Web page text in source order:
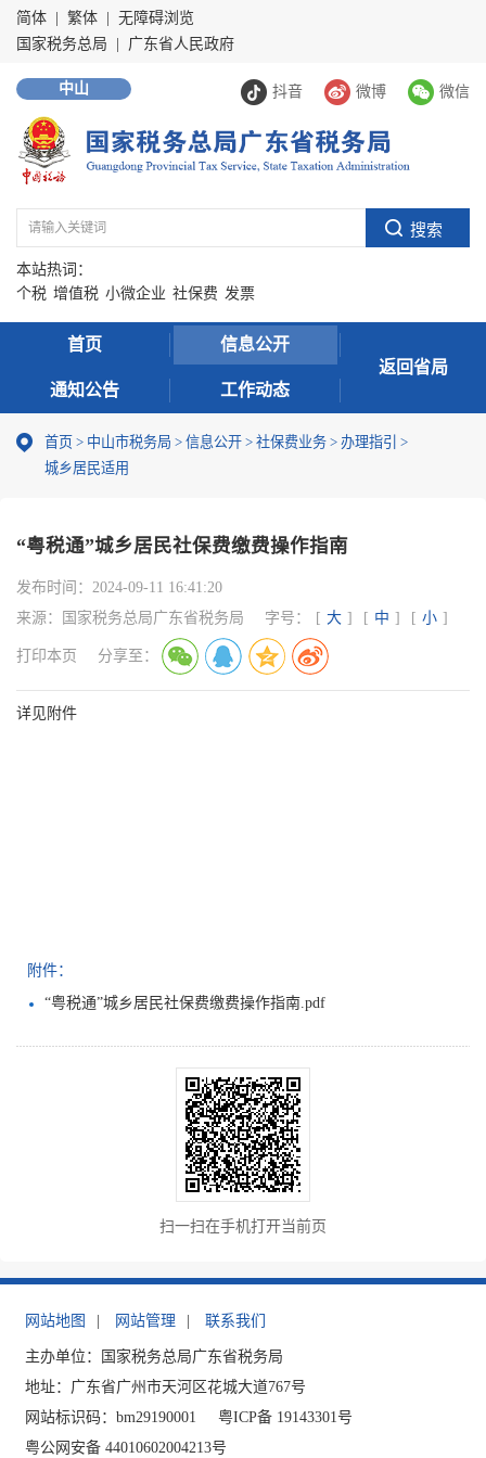
简体 繁体
无障碍浏览
国家税务总局
广东省人民政府
抖音 微博 微信
中山
本站热词：
个税 增值税 小微企业 社保费 发票
首页 信息公开
通知公告 工作动态
返回省局
首页 > 中山市税务局 > 信息公开 > 社保费业务 > 办理指引 >
城乡居民适用
“粤税通”城乡居民社保费缴费操作指南
发布时间： 2024-09-11 16:41:20
来源：
国家税务总局广东省税务局 字号： [ 大 ] [ 中 ] [ 小 ]
打印本页 分享至：
详见附件
附件：
“粤税通”城乡居民社保费缴费操作指南.pdf
扫一扫在手机打开当前页
网站地图 网站管理 联系我们
主办单位：国家税务总局广东省税务局
地址：广东省广州市天河区花城大道767号
网站标识码：bm29190001
粤ICP备 19143301号
粤公网安备 44010602004213号